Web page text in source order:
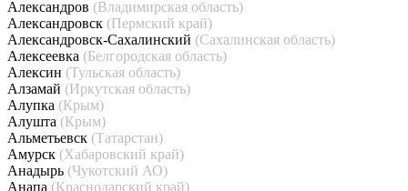
Александров (Владимирская область)
Александровск (Пермский край)
Александровск-Сахалинский (Сахалинская область)
Алексеевка (Белгородская область)
Алексин (Тульская область)
Алзамай (Иркутская область)
Алупка (Крым)
Алушта (Крым)
Альметьевск (Татарстан)
Амурск (Хабаровский край)
Анадырь (Чукотский АО)
Анапа (Краснодарский край)